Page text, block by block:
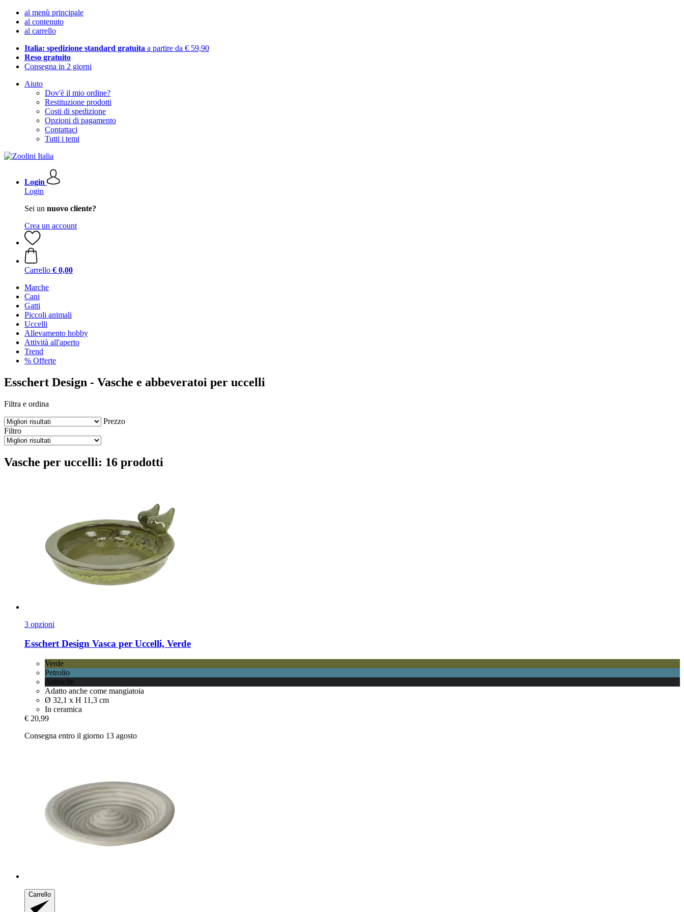
al menù principale
al contenuto
al carrello
Italia: spedizione standard gratuita a partire da € 59,90
Reso gratuito
Consegna in 2 giorni
Aiuto
Dov'è il mio ordine?
Restituzione prodotti
Costi di spedizione
Opzioni di pagamento
Contattaci
Tutti i temi
Login
Login
Sei un nuovo cliente?
Crea un account
Carrello € 0,00
Marche
Cani
Gatti
Piccoli animali
Uccelli
Allevamento hobby
Attività all'aperto
Trend
% Offerte
Esschert Design - Vasche e abbeveratoi per uccelli
Filtra e ordina
Prezzo
Filtro
Vasche per uccelli: 16 prodotti
3 opzioni
Esschert Design Vasca per Uccelli, Verde
Verde
Petrolio
Antracite
Adatto anche come mangiatoia
Ø 32,1 x H 11,3 cm
In ceramica
€ 20,99
Consegna entro il giorno 13 agosto
Carrello